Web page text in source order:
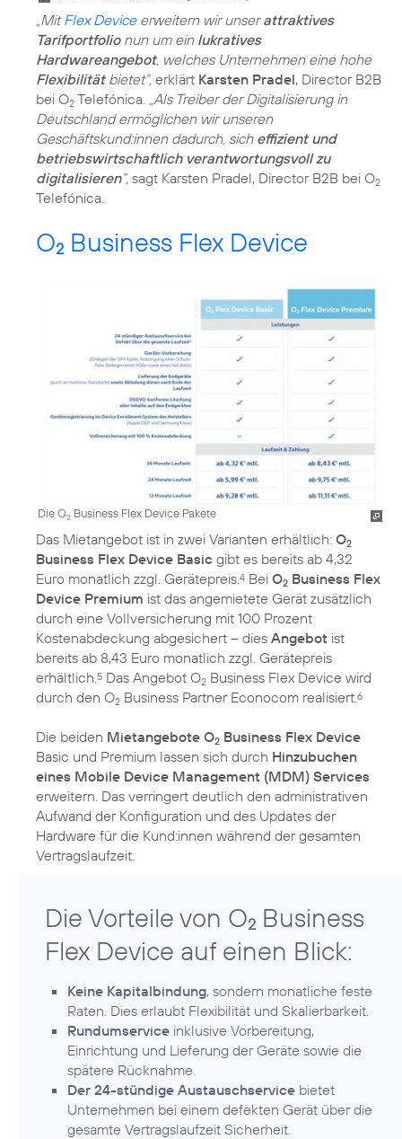
„MitFlex Deviceerweitern wir unserattraktives
Tarifportfolionun um ein lukratives
Hardwareangebot, welches Unternehmen eine hohe
Flexibilitätbietet“, erklärt Karsten Pradel, Director B2B
bei O2 Telefónica. „Als Treiber der Digitalisierung in
Deutschland ermöglichen wir unseren
Geschäftskund:innen dadurch, sich effizient und
betriebswirtschaftlich verantwortungsvoll zu
digitalisieren“, sagt Karsten Pradel, Director B2B bei O2
Telefónica.
O2 Business Flex Device
Die O2 Business Flex Device Pakete
Das Mietangebot ist in zwei Varianten erhältlich: O2
Business Flex Device Basic gibt es bereits ab 4,32
Euro monatlich zzgl. Gerätepreis. 4 Bei O2 Business Flex
Device Premium ist das angemietete Gerät zusätzlich
durch eine Vollversicherung mit 100 Prozent
Kostenabdeckung abgesichert – dies Angebot ist
bereits ab 8,43 Euro monatlich zzgl. Gerätepreis
erhältlich. 5 Das Angebot O2 Business Flex Device wird
durch den O2 Business Partner Econocom realisiert. 6
Die beiden Mietangebote O2 Business Flex Device
Basic und Premium lassen sich durch Hinzubuchen
eines Mobile Device Management (MDM) Services
erweitern. Das verringert deutlich den administrativen
Aufwand der Konfiguration und des Updates der
Hardware für die Kund:innen während der gesamten
Die Vorteile von O2 Business
Flex Device auf einen Blick:
Keine Kapitalbindung, sondern monatliche feste
Raten. Dies erlaubt Flexibilität und Skalierbarkeit.
Rundumservice inklusive Vorbereitung,
Einrichtung und Lieferung der Geräte sowie die
spätere Rücknahme.
Der 24-stündige Austauschservice bietet
Unternehmen bei einem defekten Gerät über die
gesamte Vertragslaufzeit Sicherheit.